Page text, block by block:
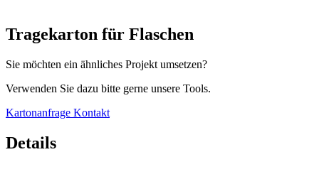
Tragekarton für Flaschen
Sie möchten ein ähnliches Projekt umsetzen?
Verwenden Sie dazu bitte gerne unsere Tools.
Kartonanfrage Kontakt
Details